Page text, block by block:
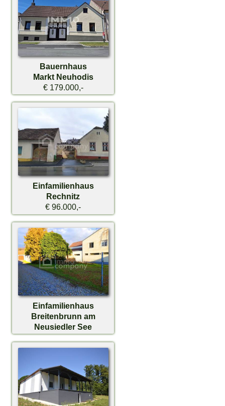
Bauernhaus
Markt Neuhodis
€ 179.000,-
Einfamilienhaus
Rechnitz
€ 96.000,-
Einfamilienhaus
Breitenbrunn am
Neusiedler See
€ 155.000,-